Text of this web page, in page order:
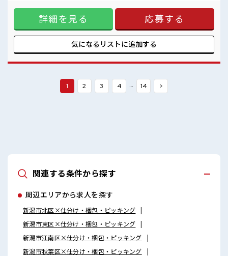
モチベーションもUP！
休憩室完備でランチや休憩も充実しそう♪
持ち物が多いあなたにもぴったり☆
ロッカー付き職場♪
で、 ほどよく稼げます♪ ≪髪型自由≫ 基本的に髪色自由で明
るすぎたり奇抜でなければOKです！ (規定有)≪動きやすい制
服アリ≫ 制服があるので、 毎日の服装の悩み解消♪ ≪未経験
の方も大カンゲイ≫ 新しいことにチャレンジするのは不安だ
けど、 しっかり働く環境が整っています！ イチからスキル
UP・ステップUP目指していきましょう！ ≪様々なお仕事を
す！ ■職場の雰囲気 髪型・髪色自由♪ 派手過ぎなければOK
充実しそう♪ 持ち物が多いあなたにもぴったり☆ ロッカー付
き職場♪
詳細を見る 応募する
気になるリストに追加する
1 2 3 4 … 14 >
関連する条件から探す
周辺エリアから求人を探す
新潟市北区×仕分け・梱包・ピッキング
新潟市東区×仕分け・梱包・ピッキング
新潟市江南区×仕分け・梱包・ピッキング
新潟市秋葉区×仕分け・梱包・ピッキング